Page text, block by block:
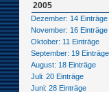
2005
Dezember: 14 Einträge
November: 16 Einträge
Oktober: 11 Einträge
September: 19 Einträge
August: 18 Einträge
Juli: 20 Einträge
Juni: 28 Einträge